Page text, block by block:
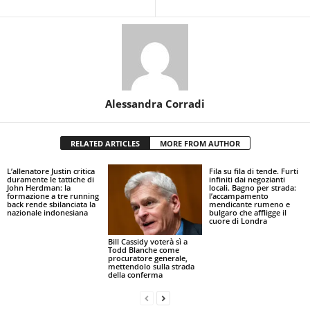
Alessandra Corradi
RELATED ARTICLES MORE FROM AUTHOR
L’allenatore Justin critica
duramente le tattiche di
John Herdman: la
formazione a tre running
back rende sbilanciata la
nazionale indonesiana
Bill Cassidy voterà sì a
Todd Blanche come
procuratore generale,
mettendolo sulla strada
della conferma
Fila su fila di tende. Furti
infiniti dai negozianti
locali. Bagno per strada:
l’accampamento
mendicante rumeno e
bulgaro che affligge il
cuore di Londra